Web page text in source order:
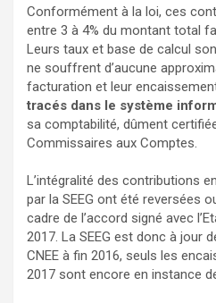
Conformément à la loi, ces
entre 3 à 4% du montant total
Leurs taux et base de calcul
ne souffrent d’aucune
facturation et leur
tracés dans le système
sa comptabilité, dûment
Commissaires aux Comptes.
L’intégralité des contributions
par la SEEG ont été reversées
cadre de l’accord signé avec
2017. La SEEG est donc à jour
CNEE à fin 2016, seuls les
2017 sont encore en instance